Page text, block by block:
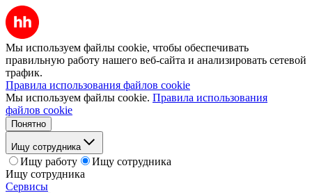
Мы используем файлы cookie, чтобы обеспечивать
правильную работу нашего веб-сайта и анализировать сетевой
трафик.
Правила использования файлов cookie
Мы используем файлы cookie. Правила использования
файлов cookie
Понятно
Ищу сотрудника
Ищу работу
Ищу сотрудника
Ищу сотрудника
Сервисы